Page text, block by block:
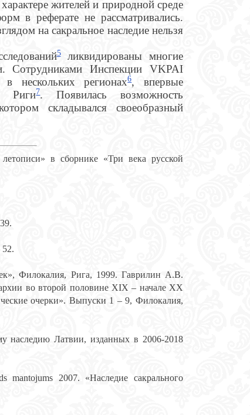
жителей и природной среде
в реферате не рассматривались.
на сакральное наследие нельзя
5ликвидированы многие
Сотрудниками Инспекции VKPAI
нескольких регионах6, впервые
Риги7. Появилась возможность
складывался своеобразный
в сборнике «Три века русской
52.
Филокалия, Рига, 1999. Гаврилин А.В.
во второй половине XIX – начале XX
очерки». Выпуски 1 – 9, Филокалия,
наследию Латвии, изданных в 2006-2018
2007. «Наследие сакрального